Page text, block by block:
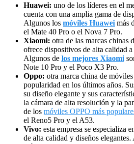
Huawei: uno de los líderes en el
cuenta con una amplia gama de
Algunos los móviles Huawei más
el Mate 40 Pro o el Nova 7 Pro.
Xiaomi: otra de las marcas chinas
ofrece dispositivos de alta calidad
Algunos de los mejores Xiaomi
Note 10 Pro y el Poco X3 Pro.
Oppo: otra marca china de
popularidad en los últimos años.
su diseño elegante y sus
la cámara de alta resolución y la
de los móviles OPPO más
el Reno5 Pro y el A53.
Vivo: esta empresa se especializa
de alta calidad y diseños